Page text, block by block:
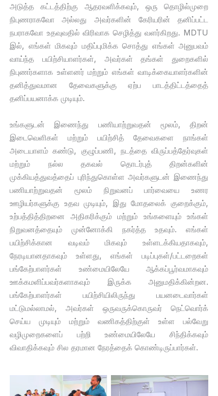
அடுத்த கட்டத்திற்கு ஆதரவளிக்கவும், ஒரு தொழில்முறை
நிபுணராகவோ அல்லது அவர்களின் கேரியரின் தனிப்பட்ட
நபராகவோ உதவுவதில் விரிவாக செழித்து வளர்கிறது. MDTU
இல், எங்கள் மிகவும் மதிப்புமிக்க சொத்து எங்கள் அனுபவம்
வாய்ந்த பயிற்சியாளர்கள், அவர்கள் தங்கள் துறைகளில்
நிபுணர்களாக உள்ளனர் மற்றும் எங்கள் வாடிக்கையாளர்களின்
தனித்துவமான தேவைகளுக்கு ஏற்ப பாடத்திட்டத்தைத்
தனிப்பயனாக்க முடியும்.
உங்களுடன் இணைந்து பணியாற்றுவதன் மூலம், திறன்
இடைவெளிகள் மற்றும் பயிற்சித் தேவைகளை நாங்கள்
அடையாளம் கண்டு, குழுப்பணி, நடத்தை விருப்பத்தேர்வுகள்
மற்றும் நல்ல தகவல் தொடர்புத் திறன்களின்
முக்கியத்துவத்தைப் புரிந்துகொள்ள அவர்களுடன் இணைந்து
பணியாற்றுவதன் மூலம் நிறுவனப் பார்வையை உணர
ஊழியர்களுக்கு உதவ முடியும், இது மோதலைக் குறைக்கும்,
உற்பத்தித்திறனை அதிகரிக்கும் மற்றும் உங்களையும் உங்கள்
நிறுவனத்தையும் முன்னோக்கி நகர்த்த உதவும். எங்கள்
பயிற்சிக்கான வடிவம் மிகவும் உள்ளடக்கியதாகவும்,
நேரடியானதாகவும் உள்ளது, எங்கள் படிப்புகள்/பட்டறைகள்
பங்கேற்பாளர்கள் உண்மையிலேயே ஆக்கப்பூர்வமாகவும்
ஊக்கமளிப்பவர்களாகவும் இருக்க அனுமதிக்கின்றன.
பங்கேற்பாளர்கள் பயிற்சியிலிருந்து பயனடைவார்கள்
மட்டுமல்லாமல், அவர்கள் ஒருவருக்கொருவர் நெட்வொர்க்
செய்ய முடியும் மற்றும் வணிகத்திற்குள் உள்ள பல்வேறு
வழிமுறைகளைப் பற்றி உண்மையிலேயே சிந்திக்கவும்
விவாதிக்கவும் சில தரமான நேரத்தைக் கொண்டிருப்பார்கள்.